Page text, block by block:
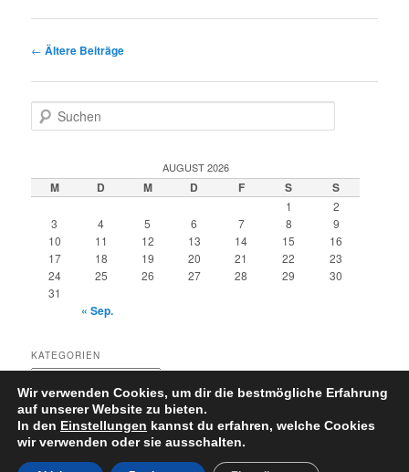
Beitragsnavigation
← Ältere Beiträge
u
e
n
AUGUST 2026
M D M D F S S
1
2
3
4 5 6 7 8
9
10
11 12 13 14 15
16
17
18 19 20 21 22
23
24
25 26 27 28 29
30
31
« Sep.
KATEGORIEN
Kategorien
Datenschutzerklärung Stolz präsentiert von WordPress
Wir verwenden Cookies, um dir die bestmögliche Erfahrung
auf unserer Website zu bieten.
In den Einstellungen kannst du erfahren, welche Cookies
wir verwenden oder sie ausschalten.